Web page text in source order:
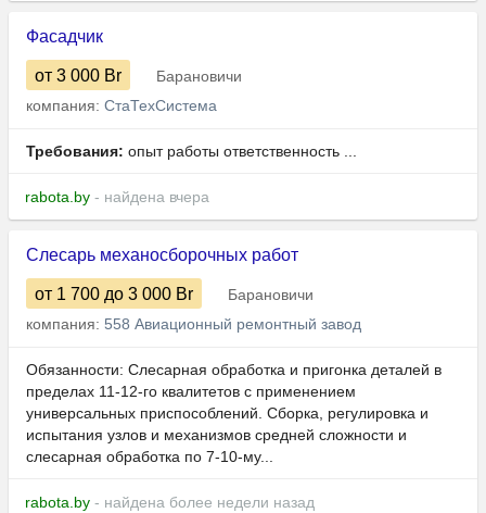
Фасадчик
от 3 000 Br
Барановичи
компания: СтаТехСистема
Требования: опыт работы ответственность ...
rabota.by - найдена вчера
Слесарь механосборочных работ
от 1 700 до 3 000 Br
Барановичи
компания: 558 Авиационный ремонтный завод
Обязанности: Слесарная обработка и пригонка деталей в
пределах 11-12-го квалитетов с применением
универсальных приспособлений. Сборка, регулировка и
испытания узлов и механизмов средней сложности и
слесарная обработка по 7-10-му...
rabota.by - найдена более недели назад